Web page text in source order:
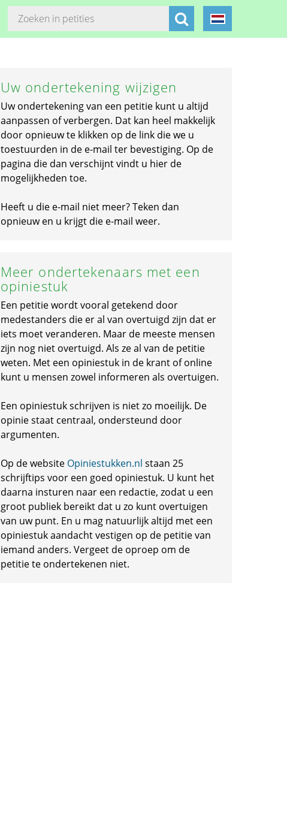
Uw ondertekening wijzigen
Uw ondertekening van een petitie kunt u altijd
aanpassen of verbergen. Dat kan heel makkelijk
door opnieuw te klikken op de link die we u
toestuurden in de e-mail ter bevestiging. Op de
pagina die dan verschijnt vindt u hier de
mogelijkheden toe.
Heeft u die e-mail niet meer? Teken dan
opnieuw en u krijgt die e-mail weer.
Meer ondertekenaars met een
opiniestuk
Een petitie wordt vooral getekend door
medestanders die er al van overtuigd zijn dat er
iets moet veranderen. Maar de meeste mensen
zijn nog niet overtuigd. Als ze al van de petitie
weten. Met een opiniestuk in de krant of online
kunt u mensen zowel informeren als overtuigen.
Een opiniestuk schrijven is niet zo moeilijk. De
opinie staat centraal, ondersteund door
argumenten.
Op de website Opiniestukken.nl staan 25
schrijftips voor een goed opiniestuk. U kunt het
daarna insturen naar een redactie, zodat u een
groot publiek bereikt dat u zo kunt overtuigen
van uw punt. En u mag natuurlijk altijd met een
opiniestuk aandacht vestigen op de petitie van
iemand anders. Vergeet de oproep om de
petitie te ondertekenen niet.